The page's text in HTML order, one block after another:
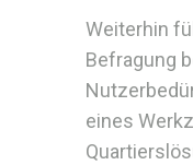
Weiterhin
Befragung
eines